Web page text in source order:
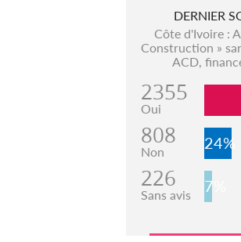
DERNIER
Côte d'Ivoire :
Construction »
ACD,
2355
Oui
808
Non 24%
226
Sans avis 7%